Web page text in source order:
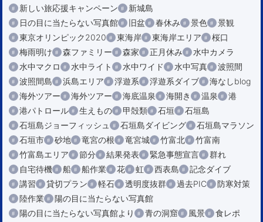
新しい旅応援キャンペーン
新城島
日の目に当たらない写真館
旧盆 春休み 景色
景観
東京オリンピック2020
東海岸 東海岸エリア
桜口
梅雨明け
森ファミリー 森家 正月休み
水中カメラ
水中マクロ
水中ライト 水中ワイド 水中写真
波照間
波照間島
浜島エリア 浮遊系 浮遊系ダイブ
海なしblog
海外ツアー
海外ツアー 海底温泉 海開き 温泉
港
港パトロール
生えもの 甲殻類 石垣
石垣島
石垣島ジョーフィッシュ
石垣島ダイビング
石垣島マラソン
石垣市
砂地 竜宮の根 竜宮城 竹富北
竹富南
竹富島エリア
節分 結果発表 緊急事態宣言
群れ
自宅待機
船 船作業 花 虹 西表島
記念ダイブ
講習
貸切プラン 軽石 透明度抜群 過去PIC
防寒対策
陸作業
陽の目に当たらない写真館
陽の目に当たらない写真館より
青の洞窟 風景
食レポ